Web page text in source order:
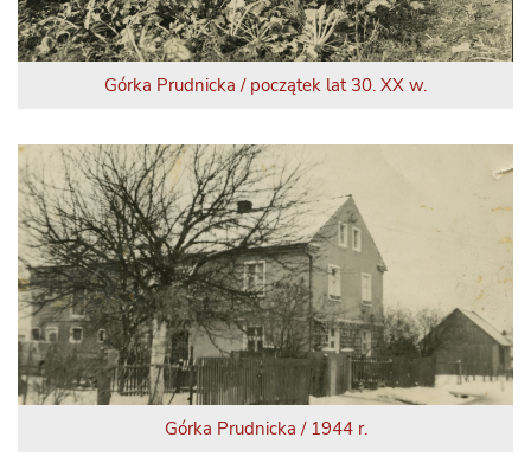
Górka Prudnicka / początek lat 30. XX w.
Górka Prudnicka / 1944 r.